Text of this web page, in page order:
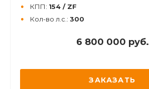
КПП: 154 / ZF
Кол-во л.с.: 300
6 800 000 руб.
ЗАКАЗАТЬ